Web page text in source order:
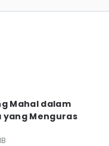
Mahal dalam
yang Menguras